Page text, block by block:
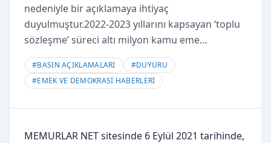
nedeniyle bir açıklamaya ihtiyaç
duyulmuştur.2022-2023 yıllarını kapsayan ‘toplu
sözleşme’ süreci altı milyon kamu eme…
#BASIN AÇIKLAMALARI #DUYURU
#EMEK VE DEMOKRASİ HABERLERİ
MEMURLAR NET sitesinde 6 Eylül 2021 tarihinde,